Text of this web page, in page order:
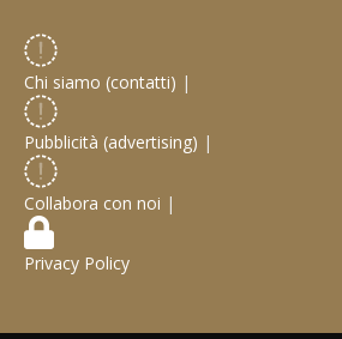
Chi siamo (contatti) |
Pubblicità (advertising) |
Collabora con noi |
Privacy Policy